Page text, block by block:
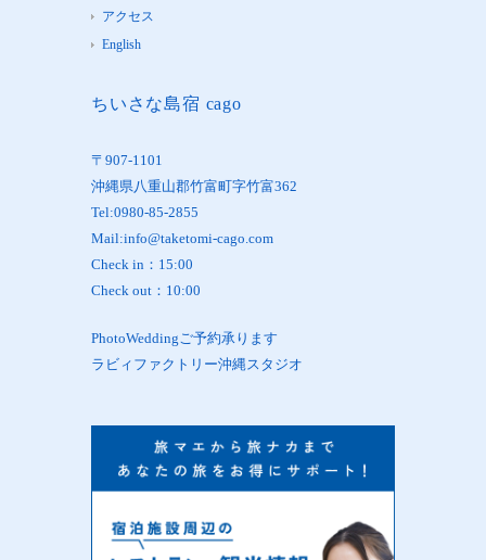
アクセス
English
ちいさな島宿 cago
〒907-1101
沖縄県八重山郡竹富町字竹富362
Tel:0980-85-2855
Mail:info@taketomi-cago.com
Check in：15:00
Check out：10:00
PhotoWeddingご予約承ります
ラビィファクトリー沖縄スタジオ